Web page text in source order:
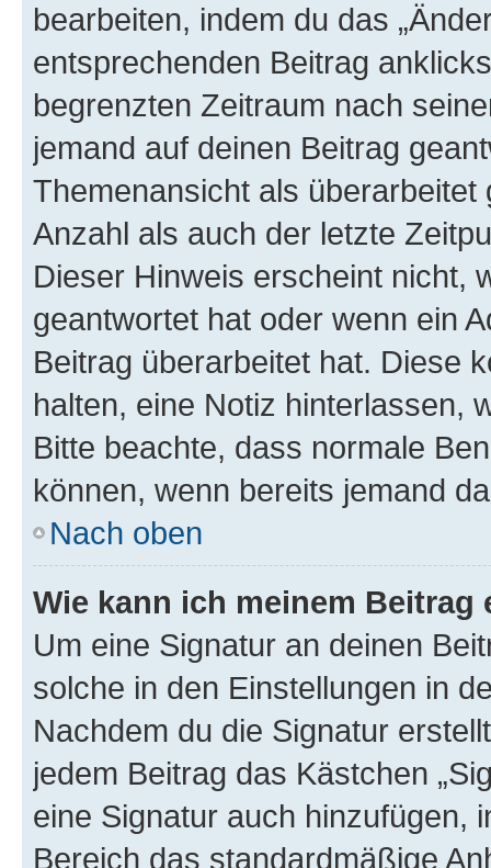
bearbeiten, indem du das
entsprechenden Beitrag
begrenzten Zeitraum nach
jemand auf deinen Beitrag
Themenansicht als
Anzahl als auch der letzte
Dieser Hinweis erscheint nicht,
geantwortet hat oder wenn ein
Beitrag überarbeitet hat. Diese
halten, eine Notiz hinterlassen,
Bitte beachte, dass normale
können, wenn bereits jemand
Nach oben
Wie kann ich meinem
Um eine Signatur an deinen
solche in den Einstellungen in
Nachdem du die Signatur
jedem Beitrag das Kästchen
eine Signatur auch hinzufügen,
Bereich das standardmäßige